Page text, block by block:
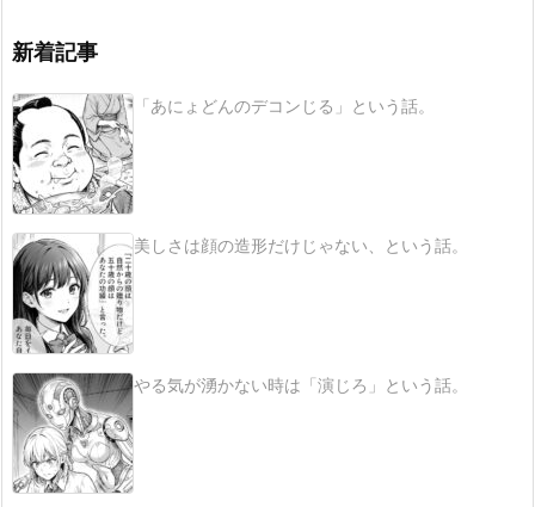
新着記事
「あにょどんのデコンじる」という話。
美しさは顔の造形だけじゃない、という話。
やる気が湧かない時は「演じろ」という話。